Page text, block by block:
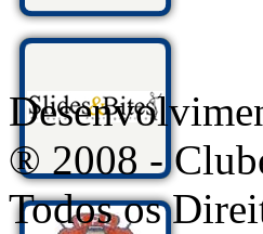
® 2008 -
Todos os